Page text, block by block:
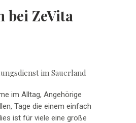
bei ZeVita
im Sauerland
im Alltag, Angehörige
Tage die einem einfach
ist für viele eine große